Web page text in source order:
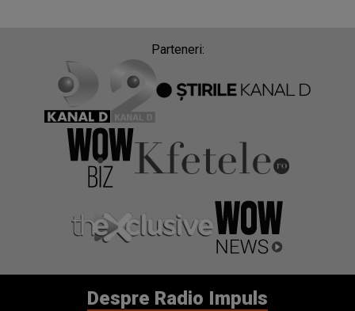
Parteneri:
Despre Radio Impuls